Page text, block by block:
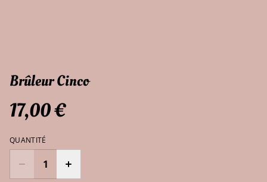
Brûleur Cinco
17,00 €
QUANTITÉ